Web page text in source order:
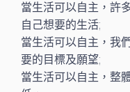
當生活可以自主，許
自己想要的生活;
當生活可以自主，我
要的目標及願望;
當生活可以自主，整